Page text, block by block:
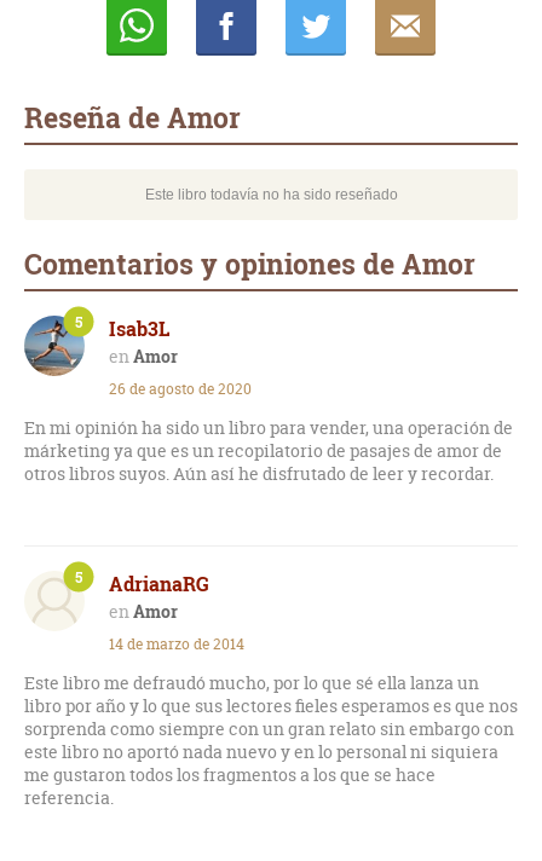
Reseña de Amor
Este libro todavía no ha sido reseñado
Comentarios y opiniones de Amor
Isab3L
Amor
5
26 de agosto de 2020
En mi opinión ha sido un libro para vender, una operación de
márketing ya que es un recopilatorio de pasajes de amor de
otros libros suyos. Aún así he disfrutado de leer y recordar.
AdrianaRG
Amor
5
14 de marzo de 2014
Este libro me defraudó mucho, por lo que sé ella lanza un
libro por año y lo que sus lectores fieles esperamos es que nos
sorprenda como siempre con un gran relato sin embargo con
este libro no aportó nada nuevo y en lo personal ni siquiera
me gustaron todos los fragmentos a los que se hace
referencia.